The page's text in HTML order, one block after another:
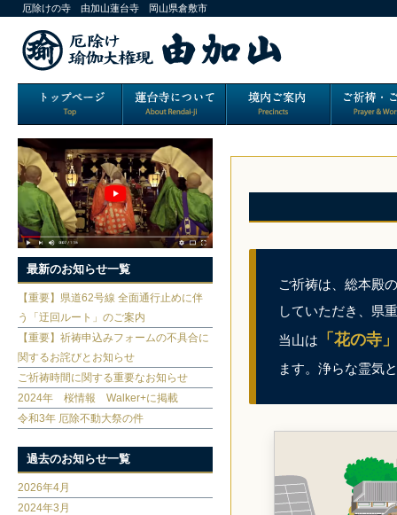
厄除けの寺 由加山蓮台寺 岡山県倉敷市
最新のお知らせ一覧
【重要】県道62号線 全面通行止めに伴
う「迂回ルート」のご案内
【重要】祈祷申込みフォームの不具合に
関するお詫びとお知らせ
ご祈祷時間に関する重要なお知らせ
2024年 桜情報 Walker+に掲載
令和3年 厄除不動大祭の件
過去のお知らせ一覧
2026年4月
2024年3月
ご祈祷は、総本殿
していただき、県
当山は
「花の寺」
ます。浄らな霊気